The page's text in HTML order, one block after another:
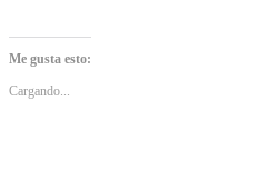
Me gusta esto:
Cargando...